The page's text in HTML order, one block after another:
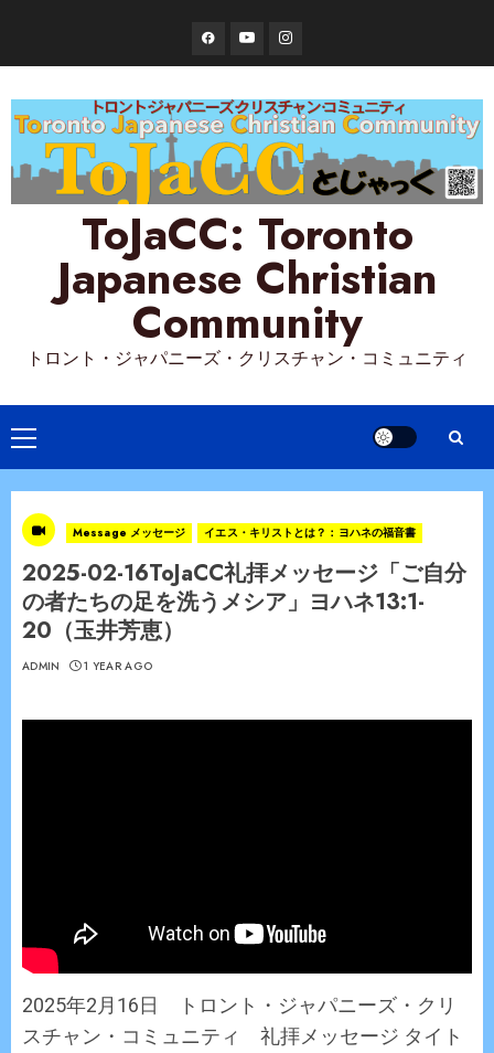
content
FacebookYouTubeInstagram
ToJaCC: Toronto
Japanese Christian
Community
トロント・ジャパニーズ・クリスチャン・コミュニティ
Primary
Menu
Message メッセージ イエス・キリストとは？：ヨハネの福音書
2025-02-16ToJaCC礼拝メッセージ「ご自分
の者たちの足を洗うメシア」ヨハネ13:1-
20（玉井芳恵）
ADMIN 1 YEAR AGO
2025年2月16日 トロント・ジャパニーズ・クリ
スチャン・コミュニティ 礼拝メッセージ タイト